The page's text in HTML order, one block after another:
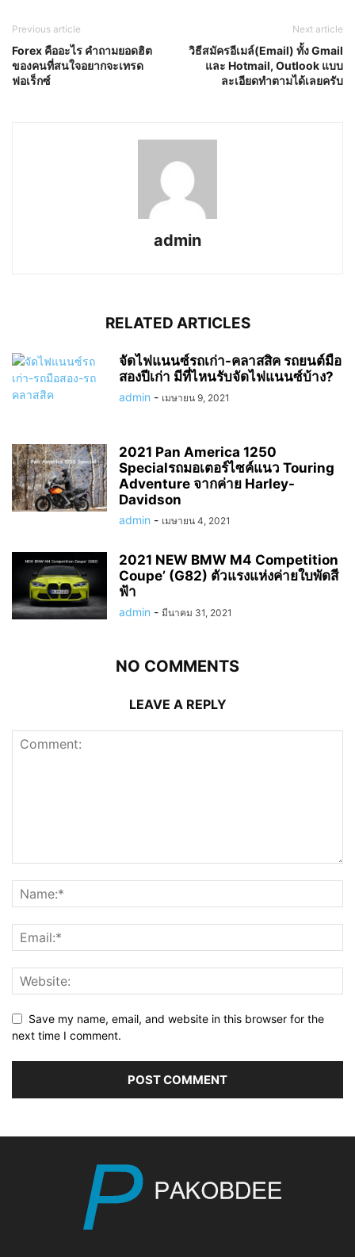
Previous article
Forex คืออะไร คำถามยอดฮิต
ของคนที่สนใจอยากจะเทรด
ฟอเร็กซ์
Next article
วิธีสมัครอีเมล์(Email) ทั้ง Gmail
และ Hotmail, Outlook แบบ
ละเอียดทำตามได้เลยครับ
admin
RELATED ARTICLES
จัดไฟแนนซ์รถเก่า-คลาสสิค รถยนต์มือ
สองปีเก่า มีที่ไหนรับจัดไฟแนนซ์บ้าง?
admin - เมษายน 9, 2021
2021 Pan America 1250
Specialรถมอเตอร์ไซค์แนว Touring
Adventure จากค่าย Harley-
Davidson
admin - เมษายน 4, 2021
2021 NEW BMW M4 Competition
Coupe’ (G82) ตัวแรงแห่งค่ายใบพัดสี
ฟ้า
admin - มีนาคม 31, 2021
NO COMMENTS
LEAVE A REPLY
Save my name, email, and website in this browser for the
next time I comment.